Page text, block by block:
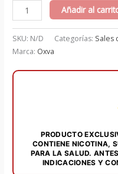
Aloe
Uva
Salts
30
Añadir al
SKU: N/D Categorías: Sales
Marca: Oxva
PRODUCTO
CONTIENE NICOTINA,
PARA LA SALUD.
INDICACIONES Y